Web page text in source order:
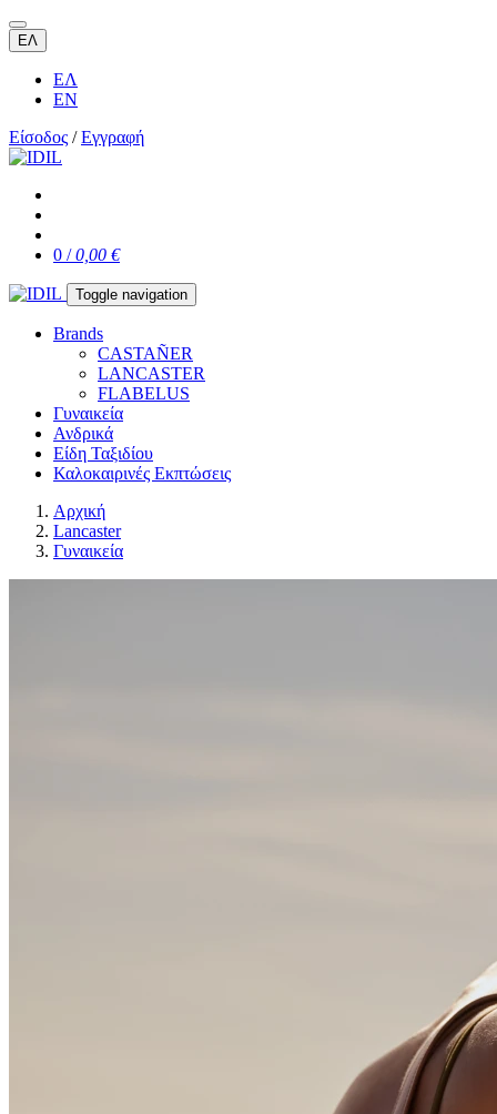
ΕΛ
ΕΛ
EN
Είσοδος /Εγγραφή
0 /0,00 €
Toggle navigation
Brands
CASTAÑER
LANCASTER
FLABELUS
Γυναικεία
Ανδρικά
Είδη Ταξιδίου
Καλοκαιρινές Εκπτώσεις
Αρχική
Lancaster
Γυναικεία